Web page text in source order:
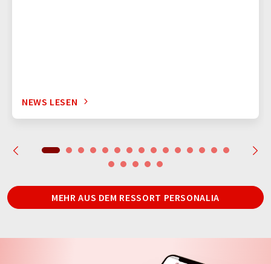
NEWS LESEN
MEHR AUS DEM RESSORT PERSONALIA